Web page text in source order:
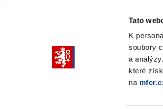
Tato
K
soubory
a
které
na
submenu